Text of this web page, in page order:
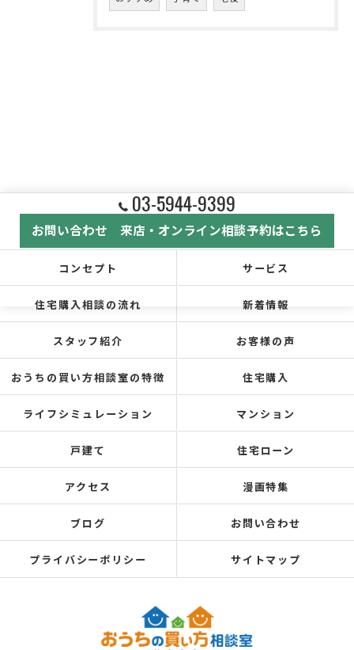
03-5944-9399
お問い合わせ 来店・オンライン相談予約はこちら
コンセプト サービス
住宅購入相談の流れ 新着情報
スタッフ紹介 お客様の声
おうちの買い方相談室の特徴 住宅購入
ライフシミュレーション マンション
戸建て 住宅ローン
アクセス 漫画特集
ブログ お問い合わせ
プライバシーポリシー サイトマップ